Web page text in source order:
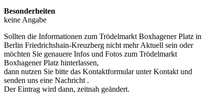
Besonderheiten
keine Angabe
Sollten die Informationen zum Trödelmarkt Boxhagener Platz in
Berlin Friedrichshain-Kreuzberg nicht mehr Aktuell sein oder
möchten Sie genauere Infos und Fotos zum Trödelmarkt
Boxhagener Platz hinterlassen,
dann nutzen Sie bitte das Kontaktformular unter Kontakt und
senden uns eine Nachricht .
Der Eintrag wird dann, zeitnah geändert.